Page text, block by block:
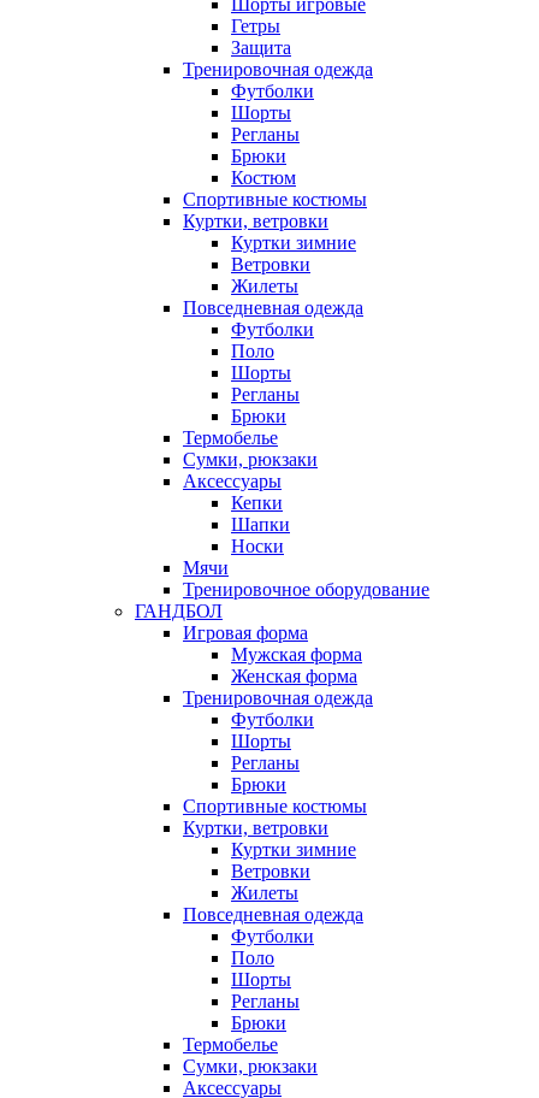
Гетры
Защита
Тренировочная одежда
Футболки
Шорты
Регланы
Брюки
Костюм
Спортивные костюмы
Куртки, ветровки
Куртки зимние
Ветровки
Жилеты
Повседневная одежда
Футболки
Поло
Шорты
Регланы
Брюки
Термобелье
Сумки, рюкзаки
Аксессуары
Кепки
Шапки
Носки
Мячи
Тренировочное оборудование
ГАНДБОЛ
Игровая форма
Мужская форма
Женская форма
Тренировочная одежда
Футболки
Шорты
Регланы
Брюки
Спортивные костюмы
Куртки, ветровки
Куртки зимние
Ветровки
Жилеты
Повседневная одежда
Футболки
Поло
Шорты
Регланы
Брюки
Термобелье
Сумки, рюкзаки
Аксессуары